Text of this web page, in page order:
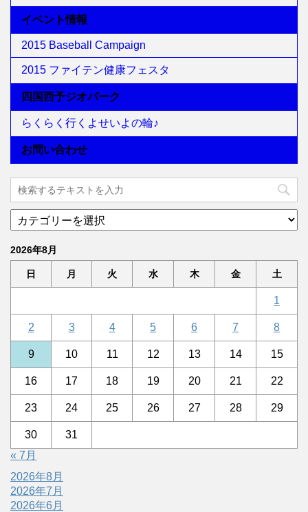
イベント情報
2015 Baseball Campaign
2015 ファイテン健康フェスタ
四国西予ジオパーク
らくらく行くよせいよの輪♪
お問い合わせ
2026年8月
日 月 火 水 木 金 土
1
2 3 4 5 6 7 8
9 10 11 12 13 14 15
16 17 18 19 20 21 22
23 24 25 26 27 28 29
30
31
« 7月
2026年8月
2026年7月
2026年6月